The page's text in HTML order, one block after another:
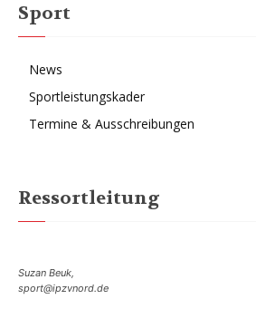
Sport
News
Sportleistungskader
Termine & Ausschreibungen
Ressortleitung
Suzan Beuk,
sport@ipzvnord.de